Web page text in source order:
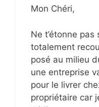
Mon Chéri,
Ne t’étonne
totalement
posé au milieu
une entreprise
pour le livrer
propriétaire car